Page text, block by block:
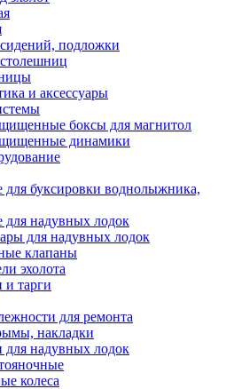
подложки
и аксессуары
боксы для магнитол
динамики
для буксировки воднолыжника,
для надувных лодок
для надувных лодок
клапаны
эхолота
и тарги
для ремонта
накладки
для надувных лодок
колеса